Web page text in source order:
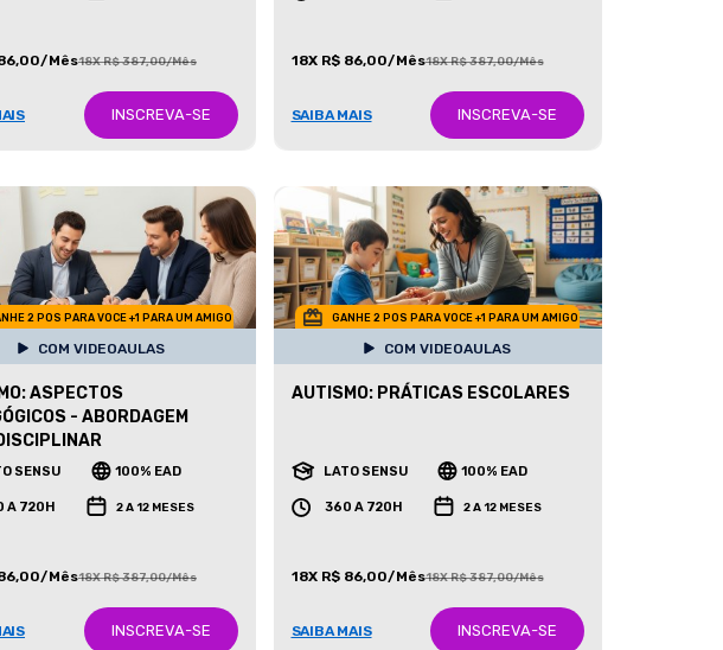
Mês18X R$ 387,00/Mês
INSCREVA-SE
18X R$ 86,00/Mês18X R$ 387,00/Mês
SAIBA MAIS INSCREVA-SE
2 POS PARA VOCE +1 PARA UM AMIGO
COM VIDEOAULAS
ASPECTOS
- ABORDAGEM
SENSU 100% EAD
A 720H 2 A 12 MESES
Mês18X R$ 387,00/Mês
INSCREVA-SE
GANHE 2 POS PARA VOCE +1 PARA UM AMIGO
COM VIDEOAULAS
AUTISMO: PRÁTICAS ESCOLARES
LATO SENSU 100% EAD
360 A 720H 2 A 12 MESES
18X R$ 86,00/Mês18X R$ 387,00/Mês
SAIBA MAIS INSCREVA-SE